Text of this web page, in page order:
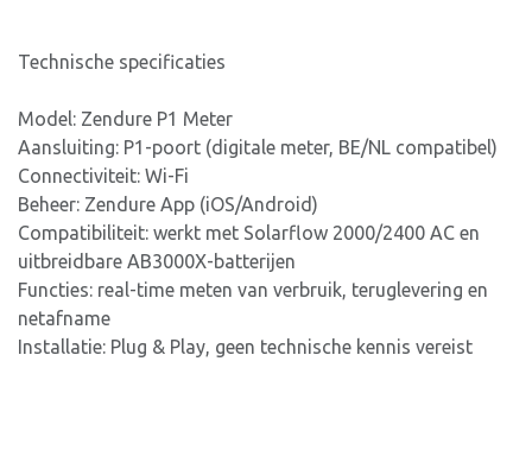
Technische specificaties
Model: Zendure P1 Meter
Aansluiting: P1-poort (digitale meter, BE/NL compatibel)
Connectiviteit: Wi-Fi
Beheer: Zendure App (iOS/Android)
Compatibiliteit: werkt met Solarflow 2000/2400 AC en
uitbreidbare AB3000X-batterijen
Functies: real-time meten van verbruik, teruglevering en
netafname
Installatie: Plug & Play, geen technische kennis vereist